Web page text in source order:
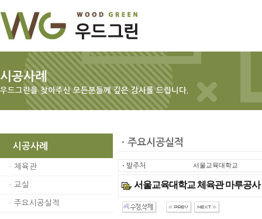
시공사례
우드그린을 찾아주신 모든분들께 깊은 감사를 드립니다.
시공사례
ㆍ 체육관
ㆍ 교실
ㆍ 주요시공실적
ㆍ주요시공실적
ㆍ 발주처 서울교육대학교
서울교육대학교 체육관 마루공사